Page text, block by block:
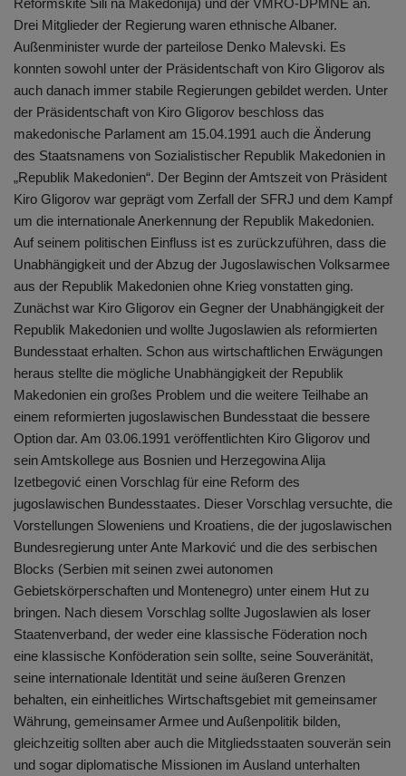
Reformskite Sili na Makedonija) und der VMRO-DPMNE an.
Drei Mitglieder der Regierung waren ethnische Albaner.
Außenminister wurde der parteilose Denko Malevski. Es
konnten sowohl unter der Präsidentschaft von Kiro Gligorov als
auch danach immer stabile Regierungen gebildet werden. Unter
der Präsidentschaft von Kiro Gligorov beschloss das
makedonische Parlament am 15.04.1991 auch die Änderung
des Staatsnamens von Sozialistischer Republik Makedonien in
„Republik Makedonien“. Der Beginn der Amtszeit von Präsident
Kiro Gligorov war geprägt vom Zerfall der SFRJ und dem Kampf
um die internationale Anerkennung der Republik Makedonien.
Auf seinem politischen Einfluss ist es zurückzuführen, dass die
Unabhängigkeit und der Abzug der Jugoslawischen Volksarmee
aus der Republik Makedonien ohne Krieg vonstatten ging.
Zunächst war Kiro Gligorov ein Gegner der Unabhängigkeit der
Republik Makedonien und wollte Jugoslawien als reformierten
Bundesstaat erhalten. Schon aus wirtschaftlichen Erwägungen
heraus stellte die mögliche Unabhängigkeit der Republik
Makedonien ein großes Problem und die weitere Teilhabe an
einem reformierten jugoslawischen Bundesstaat die bessere
Option dar. Am 03.06.1991 veröffentlichten Kiro Gligorov und
sein Amtskollege aus Bosnien und Herzegowina Alija
Izetbegović einen Vorschlag für eine Reform des
jugoslawischen Bundesstaates. Dieser Vorschlag versuchte, die
Vorstellungen Sloweniens und Kroatiens, die der jugoslawischen
Bundesregierung unter Ante Marković und die des serbischen
Blocks (Serbien mit seinen zwei autonomen
Gebietskörperschaften und Montenegro) unter einem Hut zu
bringen. Nach diesem Vorschlag sollte Jugoslawien als loser
Staatenverband, der weder eine klassische Föderation noch
eine klassische Konföderation sein sollte, seine Souveränität,
seine internationale Identität und seine äußeren Grenzen
behalten, ein einheitliches Wirtschaftsgebiet mit gemeinsamer
Währung, gemeinsamer Armee und Außenpolitik bilden,
gleichzeitig sollten aber auch die Mitgliedsstaaten souverän sein
und sogar diplomatische Missionen im Ausland unterhalten